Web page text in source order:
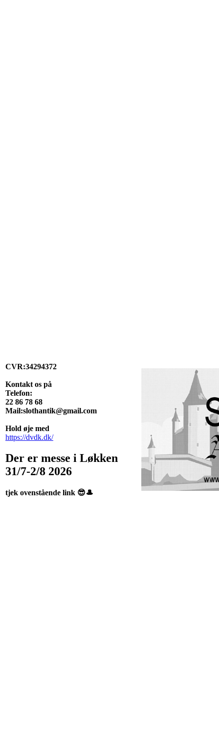
CVR:34294372
Kontakt os på
Telefon:
22 86 78 68
Mail:slothantik@gmail.com
Hold øje med
https://dvdk.dk/
Der er messe i Løkken
31/7-2/8 2026
tjek ovenstående link 😎🎩